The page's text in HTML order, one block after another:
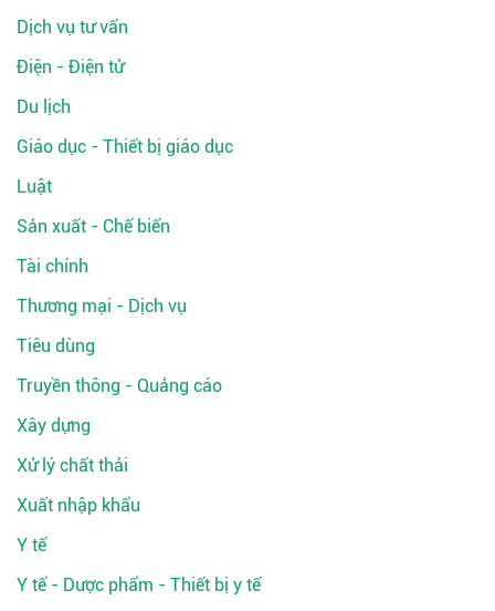
Dịch vụ tư vấn
Điện - Điện tử
Du lịch
Giáo dục - Thiết bị giáo dục
Luật
Sản xuất - Chế biến
Tài chính
Thương mại - Dịch vụ
Tiêu dùng
Truyền thông - Quảng cáo
Xây dựng
Xử lý chất thải
Xuất nhập khẩu
Y tế
Y tế - Dược phẩm - Thiết bị y tế